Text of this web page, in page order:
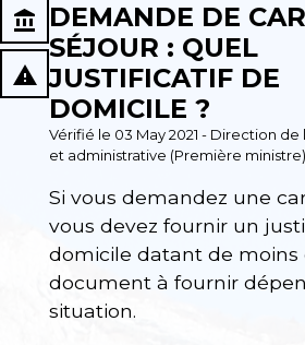
account_balance
report_problem
DEMANDE DE
SÉJOUR : QUEL
JUSTIFICATIF DE
DOMICILE ?
Vérifié le 03 May 2021 - Direction
et administrative (Première ministre)
Si vous demandez une
vous devez fournir un
domicile datant de moins
document à fournir
situation.